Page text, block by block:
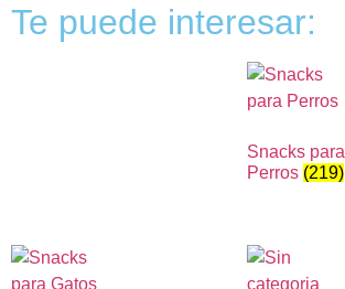
Te puede interesar:
Snacks para
Perros (219)